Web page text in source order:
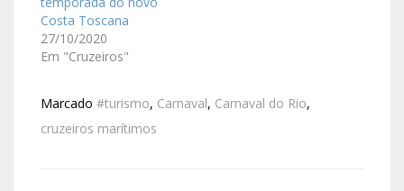
Costa Toscana
27/10/2020
Em "Cruzeiros"
Marcado #turismo, Carnaval, Carnaval do Rio,
cruzeiros marítimos